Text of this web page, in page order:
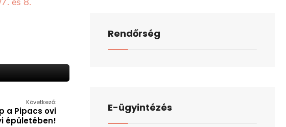
Következő:
a Pipacs ovi
épületében!
Rendőrség
E-ügyintézés